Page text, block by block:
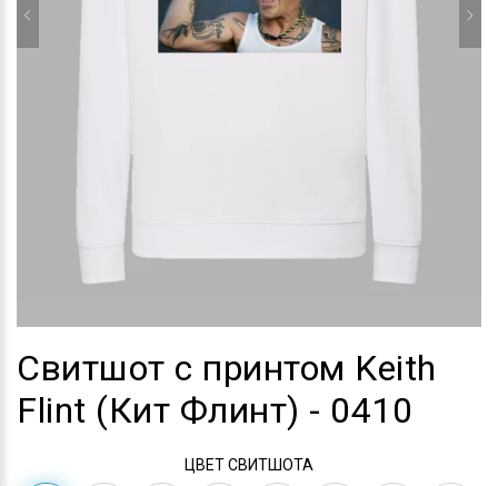
Свитшот с принтом Keith
Flint (Кит Флинт) - 0410
ЦВЕТ СВИТШОТА